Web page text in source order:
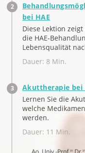
bei HAE
Diese Lektion
die HAE-
Lebensqualität
Dauer: 8 Min.
Akuttherapie bei
Lernen Sie die
welche
werden.
Dauer: 11 Min.